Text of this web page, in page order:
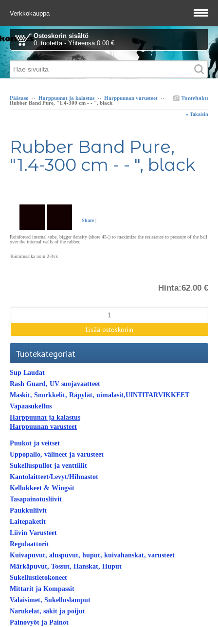
Verkkokauppa
Ostoskorin sisältö
0 tuotetta - Yhteensä 0.00 €
Tuotehaku
Päätaso ›› Harppuunat ja kalastus ›› Harppuunan varusteet ››
Rubber Band Pure, "1.4-300 cm - - ", black
« Takaisin
Rubber Band Pure,
"1.4-300 cm - - ", black
Share |
Reinforced internal tube, bigger density (shore 45-¦) to maximize the resistance to pressure of the ball
over the internal walls of the rubber.
Toimitusaika noin 2-3vk
Hinta:62.00 €
Tuotekategoriat
Sup Laudat
Rash Guard, UV suojavaatteet
Maskit, Snorkkelit, Räpylät, uimalasit,UINTITARVIKKEET
Vapaasukellus
Harppuunat ja kalastus
Harppuunan varusteet
Puukot ja veitset
Uppopallo, välineet ja varusteet
Sukelluspullot ja venttiilit
Kantolaitteet/Levyt/Hihnastot
Kellukkeet & Wingsit
Tasapainotusliivit
Paukkuliivit
Laitepaketit
Liivin Varusteet
Regulaattorit
Kuivapuvut, aluspuvut, huput, kuivahanskat, varusteet
Märkäpuvut, Tossut, Hanskat, Huput
Sukellustietokoneet
Mittarit ja Kompassit
Valaisimet, Sukelluslamput
Narukelat, säkit ja poijut
Painovyöt ja Painot